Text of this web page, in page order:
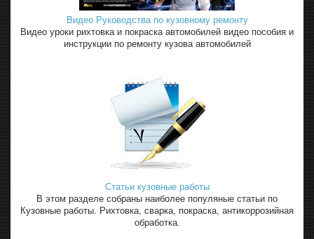
Видео Руководства по кузовному ремонту
Видео уроки рихтовка и покраска автомобилей видео пособия и
инструкции по ремонту кузова автомобилей
Статьи кузовные работы
В этом разделе собраны наиболее популяные статьи по
Кузовные работы. Рихтовка, сварка, покраска, антикоррозийная
обработка.